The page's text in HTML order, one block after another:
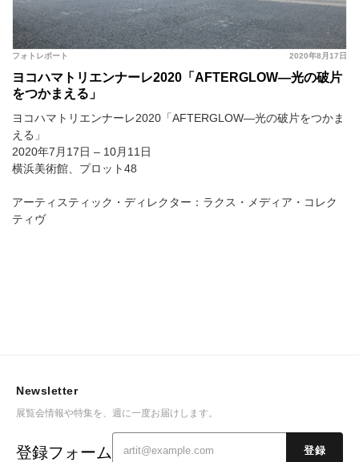
2020年8月17日
フォトレポート
ヨコハマトリエンナーレ2020「AFTERGLOW―光の破片
をつかまえる」
ヨコハマトリエンナーレ2020「AFTERGLOW―光の破片をつかま
える」
2020年7月17日 – 10月11日
横浜美術館、プロット48
アーティスティック・ディレクター：ラクス・メディア・コレク
ティヴ
Newsletter
展覧会情報や特集を、週に一度お届けします。
登録フォーム 登録